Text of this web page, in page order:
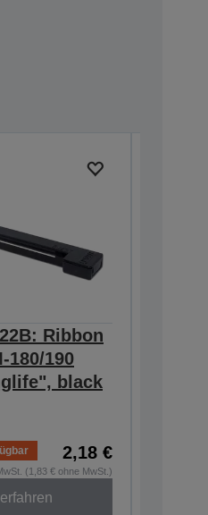
Ribbon
180/190
black
2,18 €
(1,83 € ohne MwSt.)